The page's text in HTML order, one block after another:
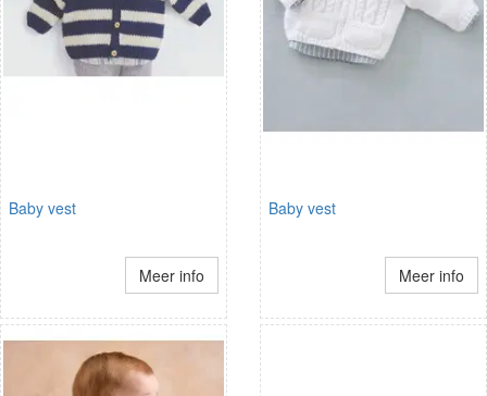
Baby vest
Meer info
Baby vest
Meer info